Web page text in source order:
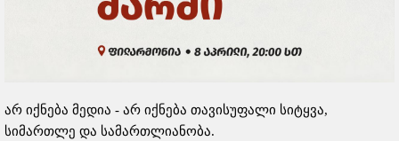
არ იქნება მედია - არ იქნება თავისუფალი სიტყვა,
სიმართლე და სამართლიანობა.